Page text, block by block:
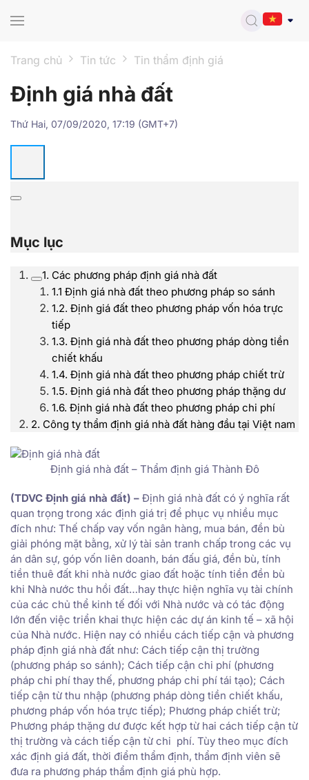
Trang chủ Tin tức Tin thẩm định giá
Định giá nhà đất
Thứ Hai, 07/09/2020, 17:19 (GMT+7)
Mục lục
1. Các phương pháp định giá nhà đất
1.1 Định giá nhà đất theo phương pháp so sánh
1.2. Định giá đất theo phương pháp vốn hóa trực
tiếp
1.3. Định giá nhà đất theo phương pháp dòng tiền
chiết khấu
1.4. Định giá nhà đất theo phương pháp chiết trừ
1.5. Định giá nhà đất theo phương pháp thặng dư
1.6. Định giá nhà đất theo phương pháp chi phí
2. Công ty thẩm định giá nhà đất hàng đầu tại Việt nam
Định giá nhà đất – Thẩm định giá Thành Đô
(TDVC Định giá nhà đất) – Định giá nhà đất có ý nghĩa rất
quan trọng trong xác định giá trị để phục vụ nhiều mục
đích như: Thế chấp vay vốn ngân hàng, mua bán, đền bù
giải phóng mặt bằng, xử lý tài sản tranh chấp trong các vụ
án dân sự, góp vốn liên doanh, bán đấu giá, đền bù, tính
tiền thuê đất khi nhà nước giao đất hoặc tính tiền đền bù
khi Nhà nước thu hồi đất…hay thực hiện nghĩa vụ tài chính
của các chủ thể kinh tế đối với Nhà nước và có tác động
lớn đến việc triển khai thực hiện các dự án kinh tế – xã hội
của Nhà nước. Hiện nay có nhiều cách tiếp cận và phương
pháp định giá nhà đất như: Cách tiếp cận thị trường
(phương pháp so sánh); Cách tiếp cận chi phí (phương
pháp chi phí thay thế, phương pháp chi phí tái tạo); Cách
tiếp cận từ thu nhập (phương pháp dòng tiền chiết khấu,
phương pháp vốn hóa trực tiếp); Phương pháp chiết trừ;
Phương pháp thặng dư được kết hợp từ hai cách tiếp cận từ
thị trường và cách tiếp cận từ chi phí. Tùy theo mục đích
xác định giá đất, thời điểm thẩm định, thẩm định viên sẽ
đưa ra phương pháp thẩm định giá phù hợp.